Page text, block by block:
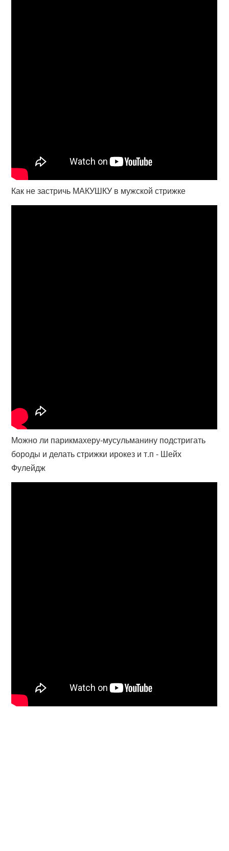
Как не застричь МАКУШКУ в мужской стрижке
Можно ли парикмахеру-мусульманину подстригать
бороды и делать стрижки ирокез и т.п - Шейх
Фулейдж